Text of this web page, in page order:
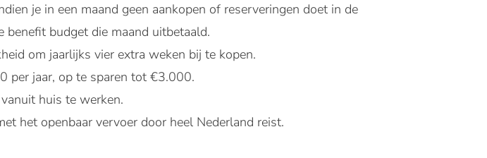
je in een maand geen aankopen of reserveringen doet in de
budget die maand uitbetaald.
om jaarlijks vier extra weken bij te kopen.
per jaar, op te sparen tot €3.000.
huis te werken.
het openbaar vervoer door heel Nederland reist.